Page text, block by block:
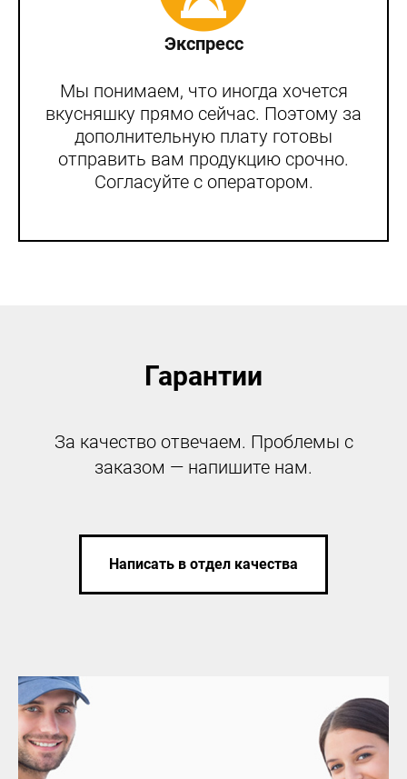
Экспресс
Мы понимаем, что иногда хочется
вкусняшку прямо сейчас. Поэтому за
дополнительную плату готовы
отправить вам продукцию срочно.
Согласуйте с оператором.
Гарантии
За качество отвечаем. Проблемы с
заказом — напишите нам.
Написать в отдел качества